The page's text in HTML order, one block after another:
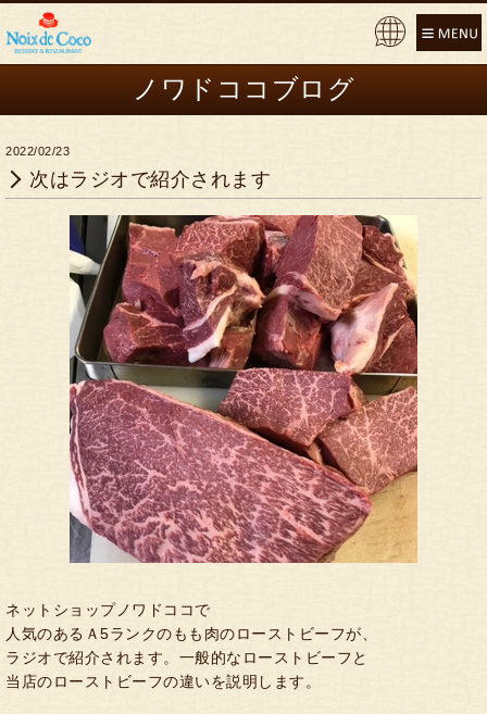
ノワドココブログ
2022/02/23
次はラジオで紹介されます
ネットショップノワドココで
人気のあるＡ5ランクのもも肉のローストビーフが、
ラジオで紹介されます。一般的なローストビーフと
当店のローストビーフの違いを説明します。